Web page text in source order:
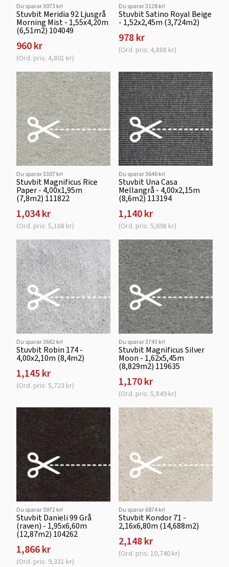
Du sparar 3073 kr!
Stuvbit Meridia 92 Ljusgrå
Morning Mist - 1,55x4,20m
(6,51m2) 104049
960 kr
(Ord. pris: 4,801 kr)
Du sparar 3128 kr!
Stuvbit Satino Royal Beige
- 1,52x2,45m (3,724m2)
978 kr
(Ord. pris: 4,888 kr)
Du sparar 3307 kr!
Stuvbit Magnificus Rice
Paper - 4,00x1,95m
(7,8m2) 111822
1,034 kr
(Ord. pris: 5,168 kr)
Du sparar 3646 kr!
Stuvbit Una Casa
Mellangrå - 4,00x2,15m
(8,6m2) 113194
1,140 kr
(Ord. pris: 5,698 kr)
Du sparar 3662 kr!
Stuvbit Robin 174 -
4,00x2,10m (8,4m2)
1,145 kr
(Ord. pris: 5,723 kr)
Du sparar 3743 kr!
Stuvbit Magnificus Silver
Moon - 1,62x5,45m
(8,829m2) 119635
1,170 kr
(Ord. pris: 5,849 kr)
Du sparar 5972 kr!
Stuvbit Danieli 99 Grå
(raven) - 1,95x6,60m
(12,87m2) 104262
1,866 kr
(Ord. pris: 9,331 kr)
Du sparar 6874 kr!
Stuvbit Kondor 71 -
2,16x6,80m (14,688m2)
2,148 kr
(Ord. pris: 10,740 kr)